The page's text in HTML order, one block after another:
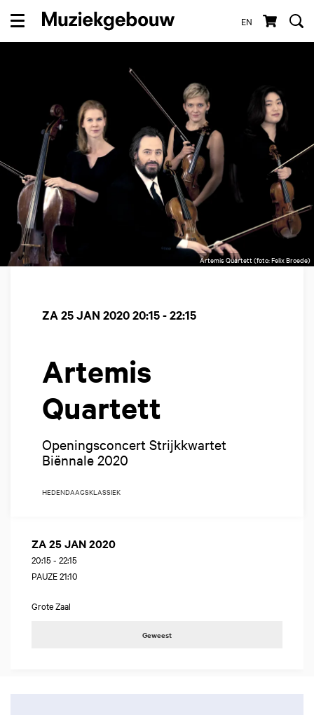
EN
Menu
Artemis Quartett (foto: Felix Broede)
Artemis
Quartett
Openingsconcert Strijkkwartet
Biënnale 2020
ZA 25 JAN 202020:15 - 22:15
HEDENDAAGSKLASSIEK
ZA 25 JAN 2020
20:15 - 22:15
PAUZE 21:10
Grote Zaal
Geweest